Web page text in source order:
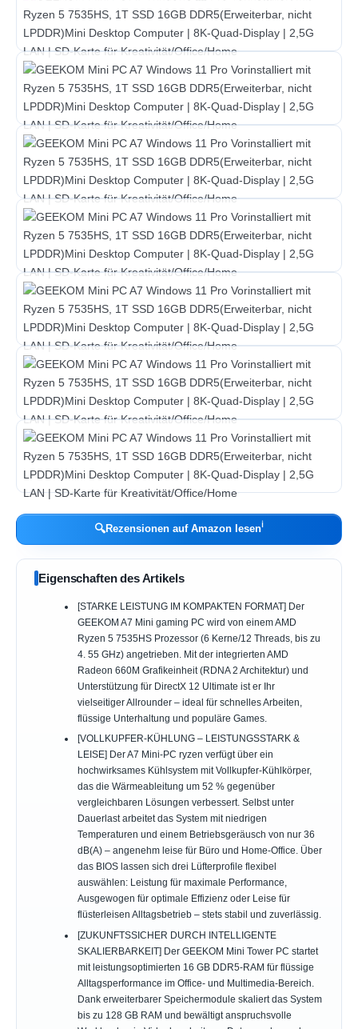
🔍Rezensionen auf Amazon lesenℹ︎
Eigenschaften des Artikels
[STARKE LEISTUNG IM KOMPAKTEN FORMAT] Der
GEEKOM A7 Mini gaming PC wird von einem AMD
Ryzen 5 7535HS Prozessor (6 Kerne/12 Threads, bis zu
4. 55 GHz) angetrieben. Mit der integrierten AMD
Radeon 660M Grafikeinheit (RDNA 2 Architektur) und
Unterstützung für DirectX 12 Ultimate ist er Ihr
vielseitiger Allrounder – ideal für schnelles Arbeiten,
flüssige Unterhaltung und populäre Games.
[VOLLKUPFER-KÜHLUNG – LEISTUNGSSTARK &
LEISE] Der A7 Mini-PC ryzen verfügt über ein
hochwirksames Kühlsystem mit Vollkupfer-Kühlkörper,
das die Wärmeableitung um 52 % gegenüber
vergleichbaren Lösungen verbessert. Selbst unter
Dauerlast arbeitet das System mit niedrigen
Temperaturen und einem Betriebsgeräusch von nur 36
dB(A) – angenehm leise für Büro und Home-Office. Über
das BIOS lassen sich drei Lüfterprofile flexibel
auswählen: Leistung für maximale Performance,
Ausgewogen für optimale Effizienz oder Leise für
flüsterleisen Alltagsbetrieb – stets stabil und zuverlässig.
[ZUKUNFTSSICHER DURCH INTELLIGENTE
SKALIERBARKEIT] Der GEEKOM Mini Tower PC startet
mit leistungsoptimierten 16 GB DDR5-RAM für flüssige
Alltagsperformance im Office- und Multimedia-Bereich.
Dank erweiterbarer Speichermodule skaliert das System
bis zu 128 GB RAM und bewältigt anspruchsvolle